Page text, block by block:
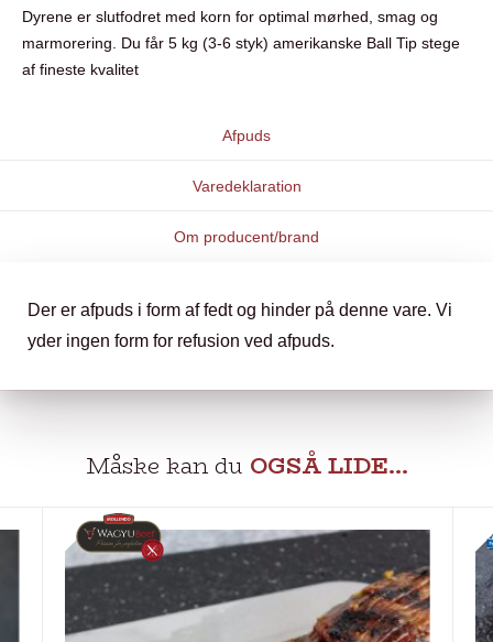
Dyrene er slutfodret med korn for optimal mørhed, smag og
marmorering. Du får 5 kg (3-6 styk) amerikanske Ball Tip stege
af fineste kvalitet
Afpuds
Varedeklaration
Om producent/brand
Der er afpuds i form af fedt og hinder på denne vare. Vi
yder ingen form for refusion ved afpuds.
Måske kan du OGSÅ LIDE…